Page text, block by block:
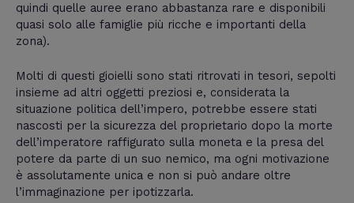
quindi quelle auree erano abbastanza rare e disponibili
quasi solo alle famiglie più ricche e importanti della
zona).
Molti di questi gioielli sono stati ritrovati in tesori, sepolti
insieme ad altri oggetti preziosi e, considerata la
situazione politica dell’impero, potrebbe essere stati
nascosti per la sicurezza del proprietario dopo la morte
dell’imperatore raffigurato sulla moneta e la presa del
potere da parte di un suo nemico, ma ogni motivazione
è assolutamente unica e non si può andare oltre
l’immaginazione per ipotizzarla.